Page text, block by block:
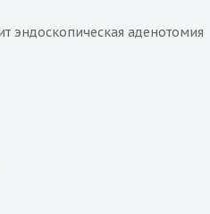
эндоскопическая аденотомия